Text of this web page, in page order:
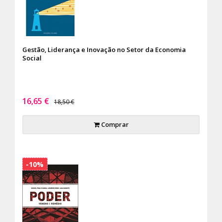
Gestão, Liderança e Inovação no Setor da Economia
Social
16,65 € 18,50 €
Comprar
-10%